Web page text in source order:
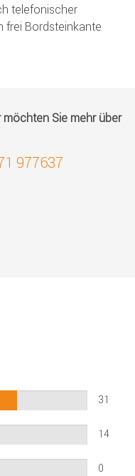
telefonischer
frei Bordsteinkante
möchten Sie mehr über
977637
31
14
0